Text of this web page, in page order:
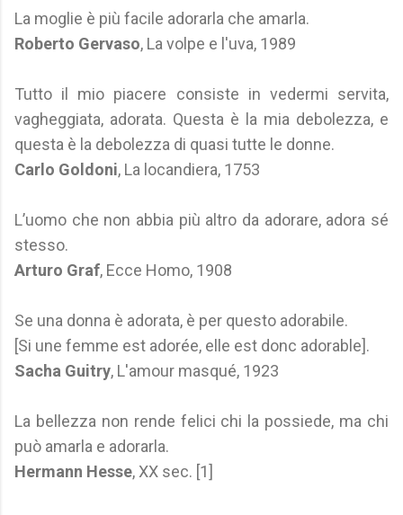
La moglie è più facile adorarla che amarla.
Roberto Gervaso, La volpe e l'uva, 1989
Tutto il mio piacere consiste in vedermi servita,
vagheggiata, adorata. Questa è la mia debolezza, e
questa è la debolezza di quasi tutte le donne.
Carlo Goldoni, La locandiera, 1753
L’uomo che non abbia più altro da adorare, adora sé
stesso.
Arturo Graf, Ecce Homo, 1908
Se una donna è adorata, è per questo adorabile.
[Si une femme est adorée, elle est donc adorable].
Sacha Guitry, L'amour masqué, 1923
La bellezza non rende felici chi la possiede, ma chi
può amarla e adorarla.
Hermann Hesse, XX sec. [1]